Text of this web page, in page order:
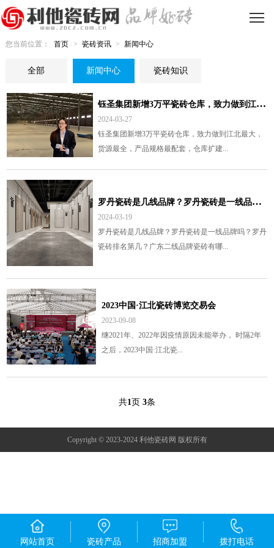
您当前位置： 首页 > 瓷砖资讯 > 新闻中心
全部 新闻中心 瓷砖知识
钰
圣集团新增3万平瓷砖仓库，致力做到江北最大，货源最全，产品规格最配套
2024-03-27
钰圣集团新增3万平瓷砖仓库，致力做到江北最大，
货源最全，产品规格最配套，仓库扩建...
罗
丹瓷砖是几线品牌？罗丹瓷砖是一线品牌吗？
2024-03-19
罗丹瓷砖是几线品牌？罗丹瓷砖是一线品牌吗？罗丹
瓷砖排名第几？广东二线品牌瓷砖有哪...
2023中国·江北瓷砖博览交易会
2023-09-08
继2021年、2022年因疫情原因未能举办， 时隔2年
之后，2023中国·江北瓷...
共1页 3条
Copyright © 2023-2024 利他瓷砖网 版权所有
网站首页 瓷砖产品 招商加盟 拨打电话